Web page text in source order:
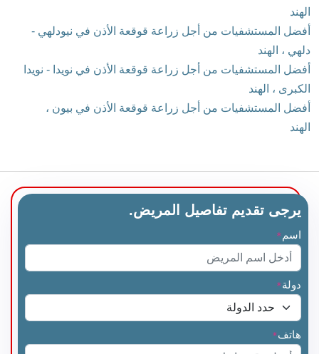
الهند
أفضل المستشفيات من أجل زراعة قوقعة الأذن في نيودلهي -
دلهي ، الهند
أفضل المستشفيات من أجل زراعة قوقعة الأذن في نويدا - نويدا
الكبرى ، الهند
أفضل المستشفيات من أجل زراعة قوقعة الأذن في بيون ،
الهند
يرجى تقديم تفاصيل المريض.
اسم *
دولة*
هاتف*